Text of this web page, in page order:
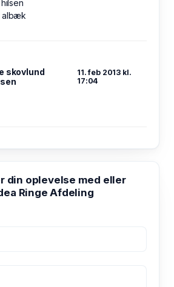
albæk
skovlund
11. feb 2013 kl.
17:04
din oplevelse med eller
Ringe Afdeling